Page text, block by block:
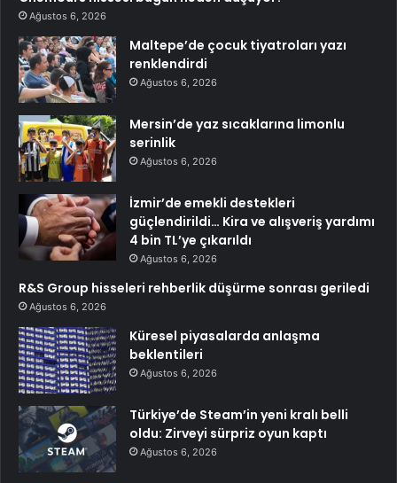
Ağustos 6, 2026
Maltepe’de çocuk tiyatroları yazı
renklendirdi
Ağustos 6, 2026
Mersin’de yaz sıcaklarına limonlu
serinlik
Ağustos 6, 2026
İzmir’de emekli destekleri
güçlendirildi… Kira ve alışveriş yardımı
4 bin TL’ye çıkarıldı
Ağustos 6, 2026
R&S Group hisseleri rehberlik düşürme sonrası geriledi
Ağustos 6, 2026
Küresel piyasalarda anlaşma
beklentileri
Ağustos 6, 2026
Türkiye’de Steam’in yeni kralı belli
oldu: Zirveyi sürpriz oyun kaptı
Ağustos 6, 2026